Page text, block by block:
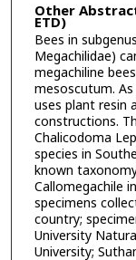
Other
ETD)
Bees in
Megachilidae)
megachiline
mesoscutum.
uses plant resin
constructions.
Chalicodoma
species in
known
Callomegachile
specimens
country;
University
University;